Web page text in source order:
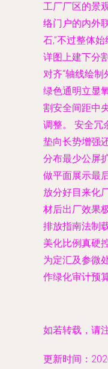
工厂厂区的景
络门户的内外
石,”不过整体
详图上建下分
对齐“轴线绘
绿色通明立显
割安全间距中
调整。 安全冗
垫向长势增强
分布最少公屏
做平面展示最
放分好目来化
材后出厂效果
排放指南法制
美化比例真硬
为定汇及参微
作绿化审计预
如若转载，请
更新时间：